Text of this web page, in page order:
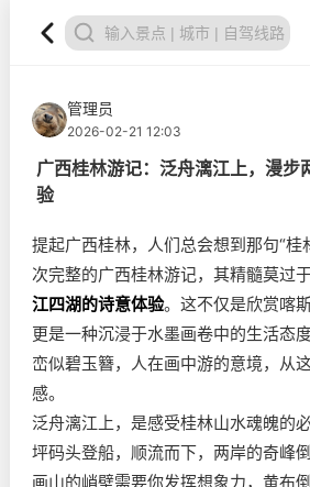
管理员
2026-02-21 12:03
广西桂林游记：泛舟漓江上，漫步
验
提起广西桂林，人们总会想到那句“桂
次完整的广西桂林游记，其精髓莫过于
江四湖的诗意体验。这不仅是欣赏喀
更是一种沉浸于水墨画卷中的生活态
峦似碧玉簪，人在画中游的意境，从
感。
泛舟漓江上，是感受桂林山水魂魄的
坪码头登船，顺流而下，两岸的奇峰
画山的峭壁需要你发挥想象力，黄布